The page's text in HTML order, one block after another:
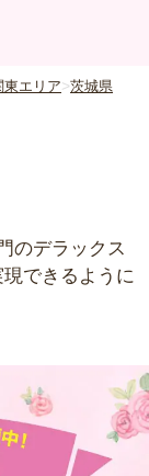
東エリア 茨城県
のデラックス
できるように